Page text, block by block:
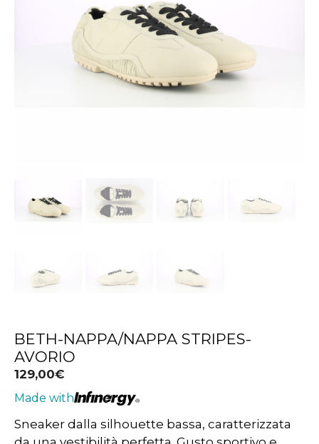
BETH-NAPPA/NAPPA STRIPES-
AVORIO
129,00€
Made with
Sneaker dalla silhouette bassa, caratterizzata